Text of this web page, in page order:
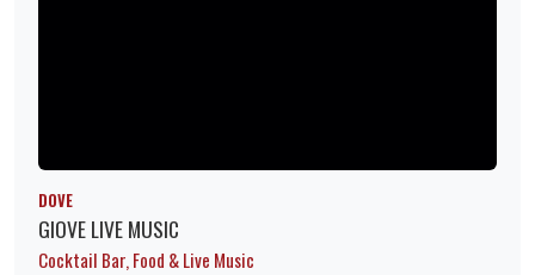
DOVE
GIOVE LIVE MUSIC
Cocktail Bar, Food & Live Music